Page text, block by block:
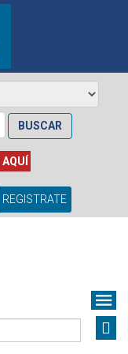
BUSCAR
AQUÍ
REGISTRATE